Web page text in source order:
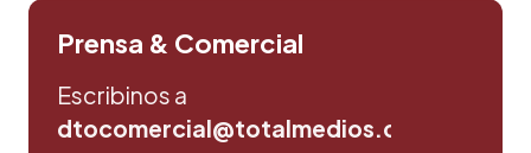
Prensa & Comercial
Escribinos a
dtocomercial@totalmedios.com